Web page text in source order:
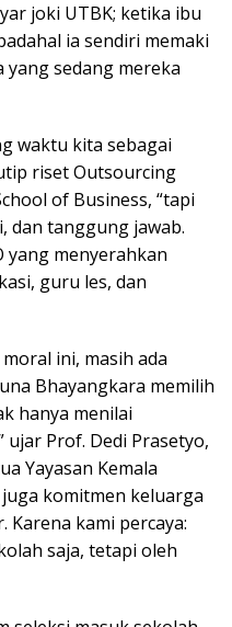
joki UTBK; ketika ibu
ia sendiri memaki
sedang mereka
waktu kita sebagai
riset Outsourcing
of Business, “tapi
dan tanggung jawab.
yang menyerahkan
guru les, dan
ini, masih ada
Bhayangkara memilih
hanya menilai
ujar Prof. Dedi Prasetyo,
Yayasan Kemala
komitmen keluarga
kami percaya:
saja, tetapi oleh